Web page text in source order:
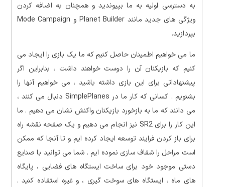
به دسترسی اولیه به ما بپیوندید و همچنان به اضافه کردن
ویژگی های جدید مانند Planet Builder و Mode Campaign
بپردازید.
ما می خواهیم اطمینان حاصل کنیم که ما یک بازی را ایجاد می
کنیم که بازیکنان آن را دوست خواهند داشت ، بنابراین اگر
پیشنهاداتی برای این بازی داشته باشید ، می خواهیم آنها را
بشنویم . کسانی که کار ما در SimplePlanes دنبال می کنند ،
می دانند که ما به بازخورد بازیکنان واکنش نشان می دهیم . ما
این کار را برای SR2 نیز انجام می دهیم و یک صفحه نقشه راه
برای باز کردن فرایند توسعه ایجاد کرده ایم و تا آنجا که ممکن
است مراحل را شفاف سازی نموده ایم . شما می توانید با صنایع
دستی موجود خود برای ساخت ایستگاه های فضایی ، پایگاه
های ماه ، ایستگاه های سوخت گیری ، و غیره استفاده کنید .